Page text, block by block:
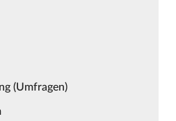
(Umfragen)